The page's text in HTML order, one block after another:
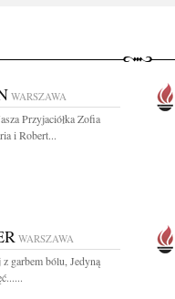
WARSZAWA
Przyjaciółka Zofia
i Robert...
WARSZAWA
garbem bólu, Jedyną